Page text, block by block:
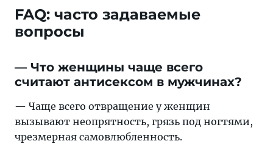
FAQ: часто задаваемые
вопросы
— Что женщины чаще всего
считают антисексом в мужчинах?
— Чаще всего отвращение у женщин
вызывают неопрятность, грязь под ногтями,
чрезмерная самовлюбленность.